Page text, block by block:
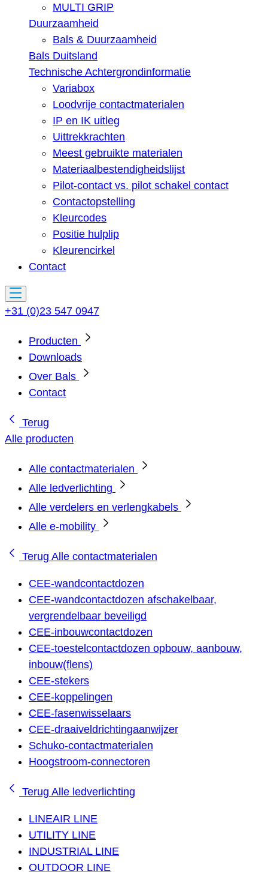
MULTI GRIP
Duurzaamheid
Bals & Duurzaamheid
Bals Duitsland
Technische Achtergrondinformatie
Variabox
Loodvrije contactmaterialen
IP en IK uitleg
Uittrekkrachten
Meest gebruikte materialen
Materiaalbestendigheidslijst
Pilot-contact vs. pilot schakel contact
Contactopstelling
Kleurcodes
Positie hulplip
Kleurencirkel
Contact
+31 (0)23 547 0947
Producten
Downloads
Over Bals
Contact
Terug
Alle producten
Alle contactmaterialen
Alle ledverlichting
Alle verdelers en verlengkabels
Alle e-mobility
Terug Alle contactmaterialen
CEE-wandcontactdozen
CEE-wandcontactdozen afschakelbaar,
vergrendelbaar beveiligd
CEE-inbouwcontactdozen
CEE-toestelcontactdozen opbouw, aanbouw,
inbouw(flens)
CEE-stekers
CEE-koppelingen
CEE-fasenwisselaars
CEE-draaiveldrichtingaanwijzer
Schuko-contactmaterialen
Hoogstroom-connectoren
Terug Alle ledverlichting
LINEAIR LINE
UTILITY LINE
INDUSTRIAL LINE
OUTDOOR LINE